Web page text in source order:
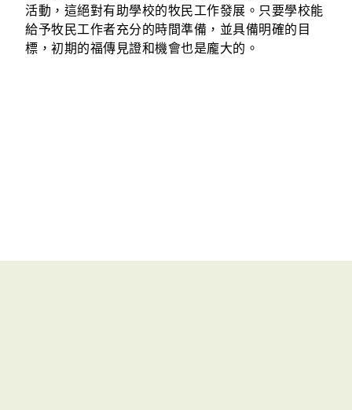
活動，這絕對有助學校的牧民工作發展。只要學校能
給予牧民工作者充分的時間準備，並具備明確的目
標，初期的福傳見證和機會也是龐大的。